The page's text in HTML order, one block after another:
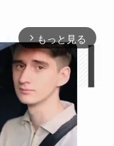
arrow_forward_ios もっと見る